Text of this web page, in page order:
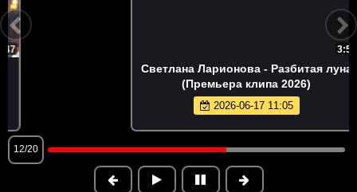
Светлана Ларионова - Разбитая луна
(Премьера клипа 2026)
2026-06-17 11:05
12/20